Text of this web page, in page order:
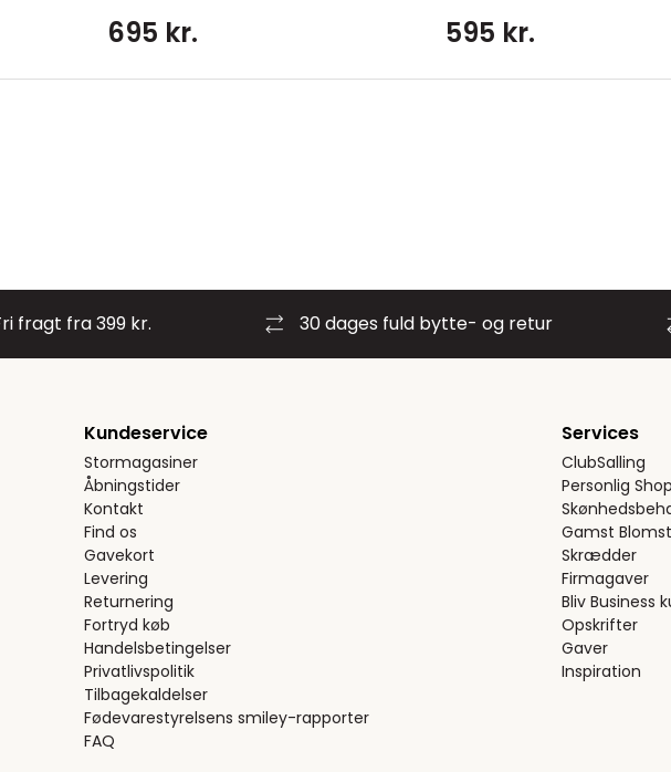
695 kr. 595 kr.
fragt fra 399 kr. 30 dages fuld bytte- og retur
Kundeservice
Stormagasiner
Åbningstider
Kontakt
Find os
Gavekort
Levering
Returnering
Fortryd køb
Handelsbetingelser
Privatlivspolitik
Tilbagekaldelser
Fødevarestyrelsens smiley-rapporter
FAQ
Services
ClubSalling
Personlig
Gamst
Skrædder
Firmagaver
Bliv Business
Opskrifter
Gaver
Inspiration